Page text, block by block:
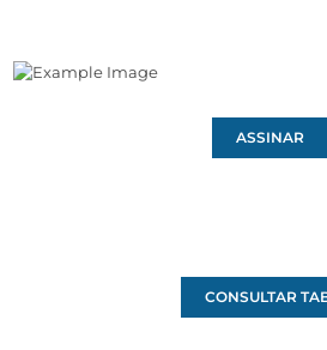
ASSINAR
CONSULTAR